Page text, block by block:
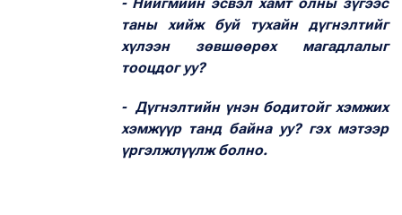
таны хийж буй тухайн дүгнэлтийг
хүлээн зөвшөөрөх магадлалыг
тооцдог уу?
- Дүгнэлтийн үнэн бодитойг хэмжих
хэмжүүр танд байна уу? гэх мэтээр
үргэлжлүүлж болно.